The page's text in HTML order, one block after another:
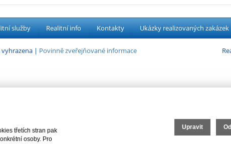
služby Realitní info Kontakty Ukázky realizovaných zakázek
| Povinně zveřejňované informace
třetích stran pak
osoby. Pro
Upravit